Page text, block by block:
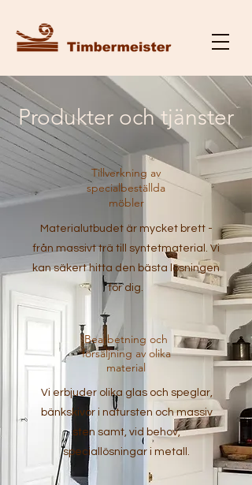
Produkter och tjänster
Tillverkning av
specialbeställda
möbler
Materialutbudet är mycket brett -
från massivt trä till syntetmaterial. Vi
kan säkert hitta den bästa lösningen
för dig.
Bearbetning och
försäljning av olika
material
Vi erbjuder olika glas och speglar,
bänkskivor i natursten och massiv
sten samt, vid behov,
speciallösningar i metall.